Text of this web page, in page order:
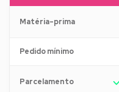
Matéria-prima
Pedido mínimo
Parcelamento